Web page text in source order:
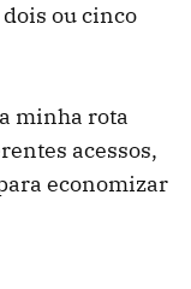
ou cinco
minha rota
acessos,
economizar